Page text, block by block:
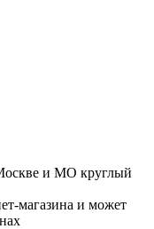
и МО круглый
магазина и может